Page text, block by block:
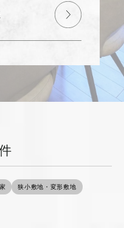
狭小敷地・変形敷地